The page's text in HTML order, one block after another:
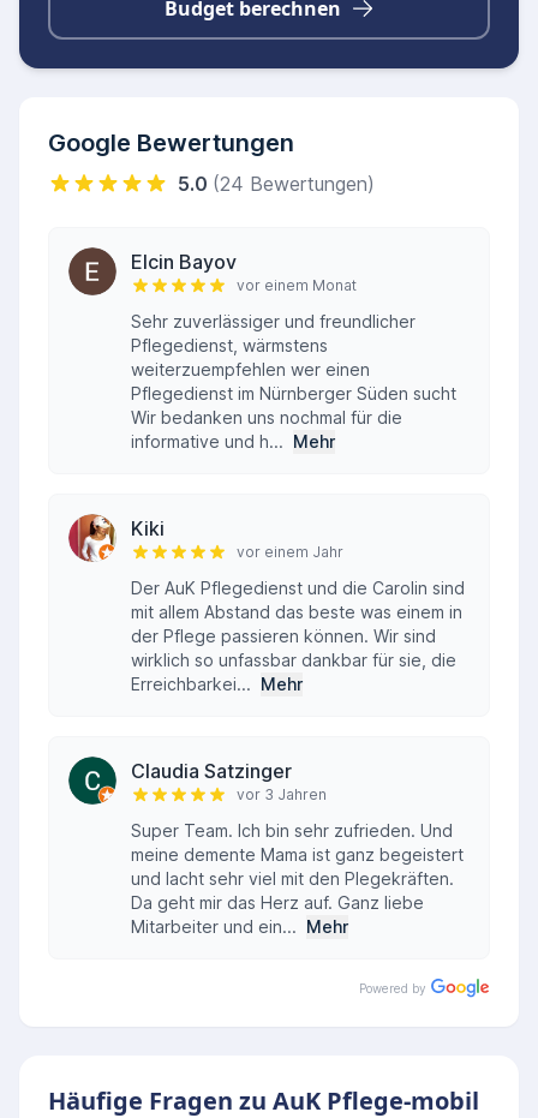
Entlastungsleistungen für pflegende
Angehörige.
Das qualifizierte Pflegeteam zeichnet sich durch
eine reibungslose Zusammenarbeit mit den
um eine optimale medizinische Betreuung
hoher Fachkompetenz und einem stets offenen
Ohr für die Sorgen der Patienten sorgt die
Leitungsebene gemeinsam mit den
Pflegekräften dafür, dass sich alle Betreuten
Budget berechnen
Google Bewertungen
5.0 (24 Bewertungen)
Elcin Bayov
vor einem Monat
Sehr zuverlässiger und freundlicher
Pflegedienst, wärmstens
weiterzuempfehlen wer einen
Pflegedienst im Nürnberger Süden sucht
Wir bedanken uns nochmal für die
informative und h... Mehr
Kiki
vor einem Jahr
Der AuK Pflegedienst und die Carolin sind
mit allem Abstand das beste was einem in
der Pflege passieren können. Wir sind
wirklich so unfassbar dankbar für sie, die
Erreichbarkei... Mehr
Claudia Satzinger
vor 3 Jahren
Super Team. Ich bin sehr zufrieden. Und
meine demente Mama ist ganz begeistert
und lacht sehr viel mit den Plegekräften.
Da geht mir das Herz auf. Ganz liebe
Mitarbeiter und ein... Mehr
Powered by
Häufige Fragen zu AuK Pflege-mobil